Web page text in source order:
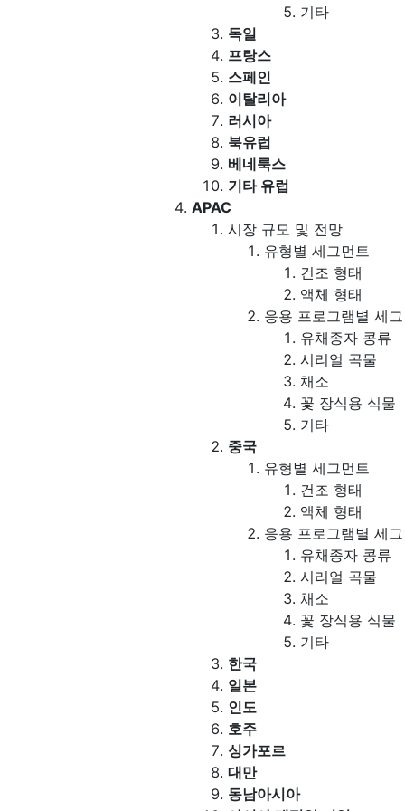
기타
독일
프랑스
스페인
이탈리아
러시아
북유럽
베네룩스
기타 유럽
APAC
시장 규모 및 전망
유형별 세그먼트
건조 형태
액체 형태
응용 프로그램별 세
유채종자 콩류
시리얼 곡물
채소
꽃 장식용 식물
기타
중국
유형별 세그먼트
건조 형태
액체 형태
응용 프로그램별 세
유채종자 콩류
시리얼 곡물
채소
꽃 장식용 식물
기타
한국
일본
인도
호주
싱가포르
대만
동남아시아